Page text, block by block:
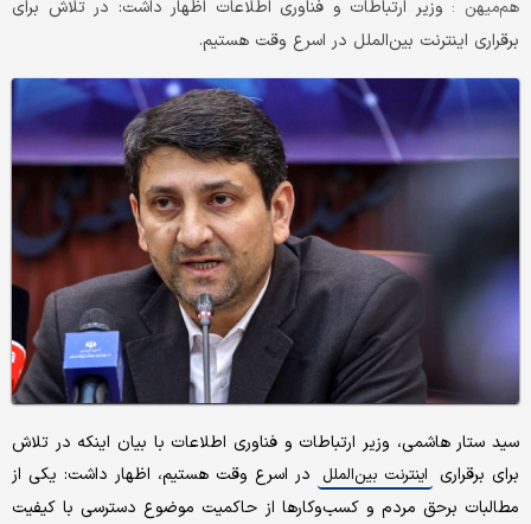
هم‌میهن : وزیر ارتباطات و فناوری اطلاعات اظهار داشت: در تلاش برای
برقراری اینترنت بین‌الملل در اسرع وقت هستیم.
سید ستار هاشمی، وزیر ارتباطات و فناوری اطلاعات با بیان اینکه در تلاش
برای برقراری اینترنت بین‌الملل در اسرع وقت هستیم، اظهار داشت: یکی از
مطالبات برحق مردم و کسب‌وکارها از حاکمیت موضوع دسترسی با کیفیت